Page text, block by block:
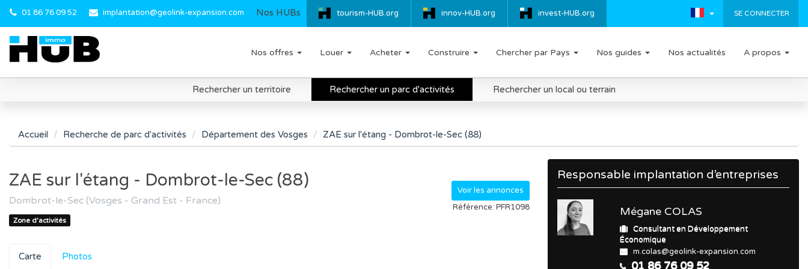
01 86 76 09 52 implantation@geolink-expansion.com tourism-HUB.org innov-HUB.org invest-HUB.org
Nos HUBs SE CONNECTER
Nos offres Louer Acheter Construire Chercher par Pays Nos guides Nos actualités A propos
Rechercher un territoire Rechercher un parc d'activités Rechercher un local ou terrain
Accueil Recherche de parc d'activités Département des Vosges ZAE sur l'étang - Dombrot-le-Sec (88)
ZAE sur l'étang - Dombrot-le-Sec (88)
Dombrot-le-Sec (Vosges - Grand Est - France)
Zone d'activités
Voir les annonces
Référence: PFR1098
Carte Photos
Responsable implantation d’entreprises
Mégane COLAS
Consultant en Développement
Économique
m.colas@geolink-expansion.com
01 86 76 09 52